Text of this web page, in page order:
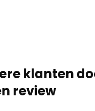
klanten
review